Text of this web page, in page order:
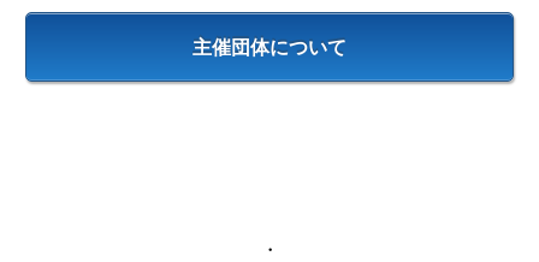
主催団体について
・